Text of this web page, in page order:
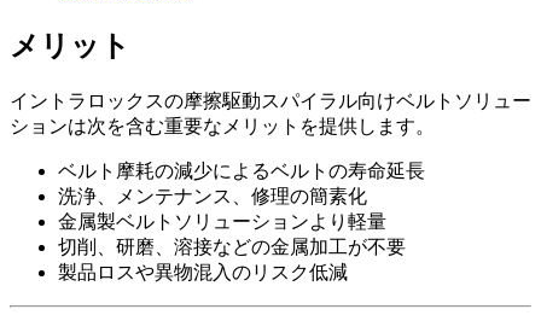
メリット
イントラロックスの摩擦駆動スパイラル向けベルトソリュー
ションは次を含む重要なメリットを提供します。
ベルト摩耗の減少によるベルトの寿命延長
洗浄、メンテナンス、修理の簡素化
金属製ベルトソリューションより軽量
切削、研磨、溶接などの金属加工が不要
製品ロスや異物混入のリスク低減